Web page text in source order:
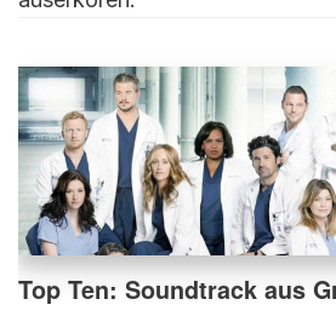
Top Ten: Soundtrack aus